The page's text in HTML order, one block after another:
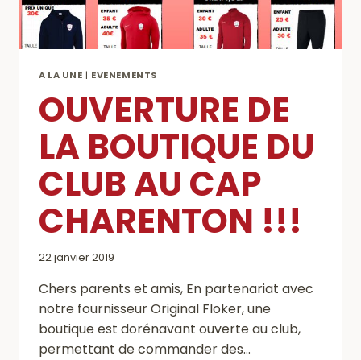
A LA UNE | EVENEMENTS
OUVERTURE DE
LA BOUTIQUE DU
CLUB AU CAP
CHARENTON !!!
22 janvier 2019
Chers parents et amis, En partenariat avec
notre fournisseur Original Floker, une
boutique est dorénavant ouverte au club,
permettant de commander des…